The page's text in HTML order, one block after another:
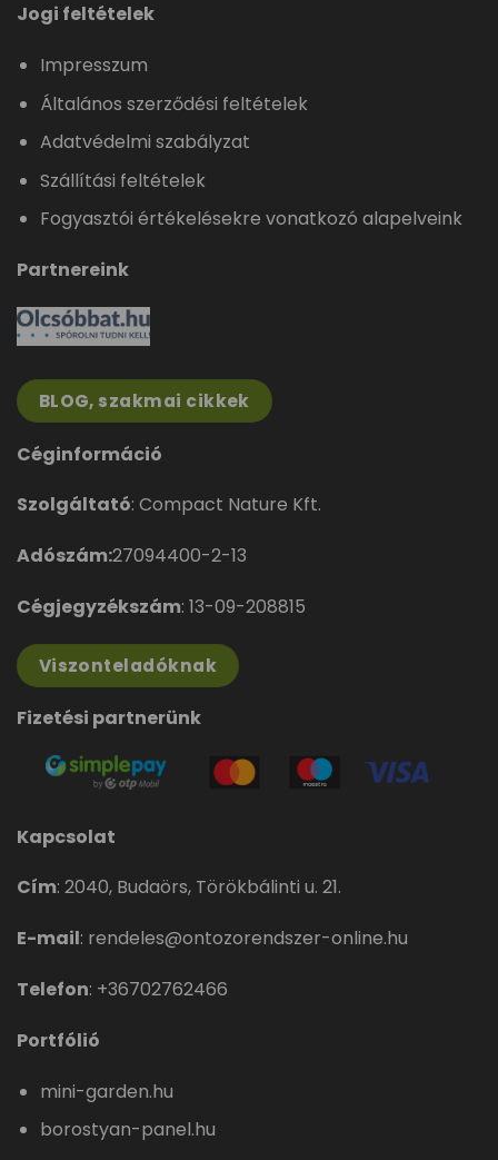
Jogi feltételek
Impresszum
Általános szerződési feltételek
Adatvédelmi szabályzat
Szállítási feltételek
Fogyasztói értékelésekre vonatkozó alapelveink
Partnereink
BLOG, szakmai cikkek
Céginformáció
Szolgáltató: Compact Nature Kft.
Adószám:27094400-2-13
Cégjegyzékszám: 13-09-208815
Viszonteladóknak
Fizetési partnerünk
Kapcsolat
Cím: 2040, Budaörs, Törökbálinti u. 21.
E-mail: rendeles@ontozorendszer-online.hu
Telefon: +36702762466
Portfólió
mini-garden.hu
borostyan-panel.hu